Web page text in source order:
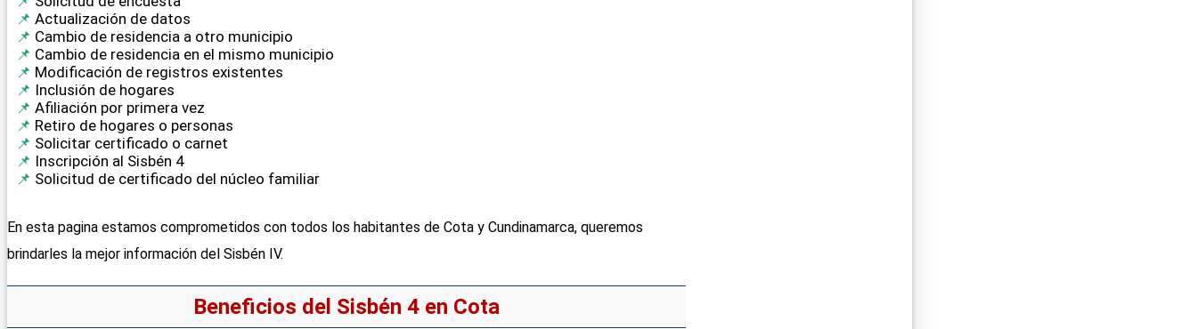
Actualización de datos
Cambio de residencia a otro municipio
Cambio de residencia en el mismo municipio
Modificación de registros existentes
Inclusión de hogares
Afiliación por primera vez
Retiro de hogares o personas
Solicitar certificado o carnet
Inscripción al Sisbén 4
Solicitud de certificado del núcleo familiar
En esta pagina estamos comprometidos con todos los habitantes de Cota y Cundinamarca, queremos
brindarles la mejor información del Sisbén IV.
Beneficios del Sisbén 4 en Cota